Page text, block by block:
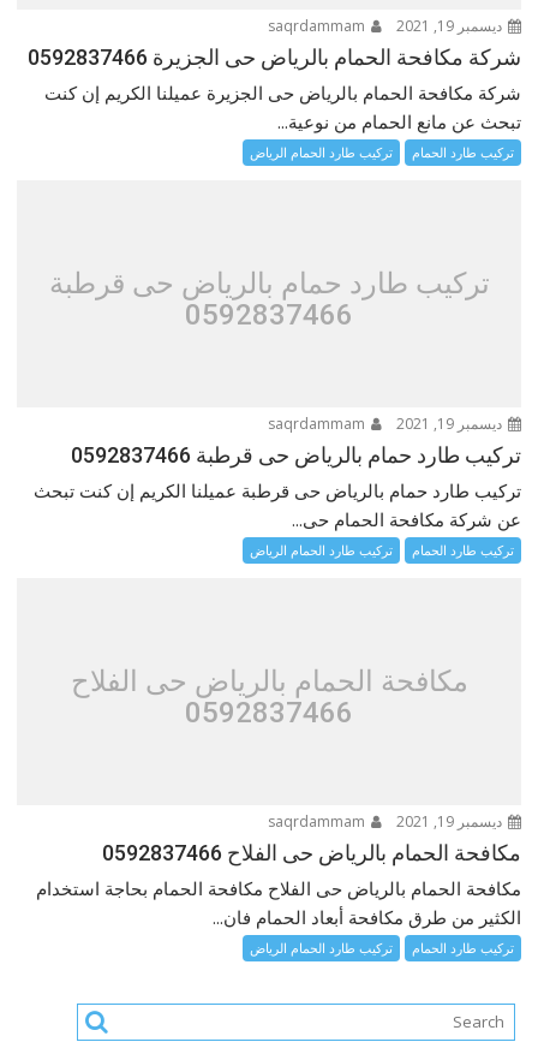
ديسمبر 19, 2021
شركة مكافحة الحمام بالرياض حى الجزيرة 0592837466
شركة مكافحة الحمام بالرياض حى الجزيرة عميلنا الكريم إن كنت
تبحث عن مانع الحمام من نوعية...
تركيب طارد الحمام تركيب طارد الحمام الرياض
تركيب طارد حمام بالرياض حى قرطبة
0592837466
ديسمبر 19, 2021
تركيب طارد حمام بالرياض حى قرطبة 0592837466
تركيب طارد حمام بالرياض حى قرطبة عميلنا الكريم إن كنت تبحث
عن شركة مكافحة الحمام حى...
تركيب طارد الحمام تركيب طارد الحمام الرياض
مكافحة الحمام بالرياض حى الفلاح
0592837466
ديسمبر 19, 2021
مكافحة الحمام بالرياض حى الفلاح 0592837466
مكافحة الحمام بالرياض حى الفلاح مكافحة الحمام بحاجة استخدام
الكثير من طرق مكافحة أبعاد الحمام فان...
تركيب طارد الحمام تركيب طارد الحمام الرياض